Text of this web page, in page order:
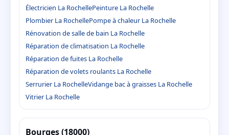
Électricien La RochellePeinture La Rochelle
Plombier La RochellePompe à chaleur La Rochelle
Rénovation de salle de bain La Rochelle
Réparation de climatisation La Rochelle
Réparation de fuites La Rochelle
Réparation de volets roulants La Rochelle
Serrurier La RochelleVidange bac à graisses La Rochelle
Vitrier La Rochelle
Bourges (18000)